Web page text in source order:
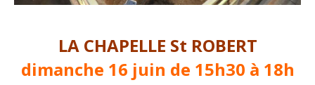
LA CHAPELLE St ROBERT
dimanche 16 juin de 15h30 à 18h